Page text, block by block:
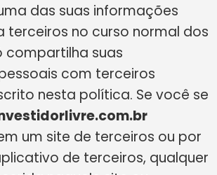
das suas informações
terceiros no curso normal dos
compartilha suas
com terceiros
nesta política. Se você se
um site de terceiros ou por
de terceiros, qualquer